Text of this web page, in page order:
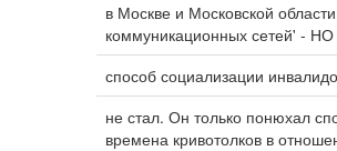
в Москве и Московской
коммуникационных сетей' -
способ социализации
не стал. Он только понюхал
времена кривотолков в